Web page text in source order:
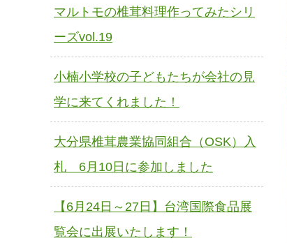
マルトモの椎茸料理作ってみたシリ
ーズvol.19
小楠小学校の子どもたちが会社の見
学に来てくれました！
大分県椎茸農業協同組合（OSK）入
札 6月10日に参加しました
【6月24日～27日】台湾国際食品展
覧会に出展いたします！